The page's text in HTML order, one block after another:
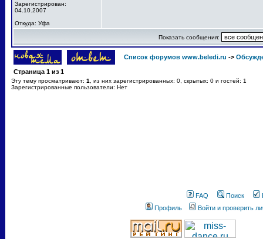
Зарегистрирован:
04.10.2007
Откуда: Уфа
Показать сообщения:
Список форумов www.beledi.ru ->
Страница 1 из 1
Эту тему просматривают: 1
, из них зарегистрированных: 0, скрытых: 0 и гостей: 1
Зарегистрированные пользователи: Нет
FAQ Поиск
Профиль
Войти и проверить